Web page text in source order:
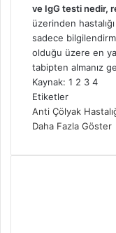
ve IgG testi nedir,
üzerinden hastalığı
sadece
olduğu üzere en
tabipten almanız
Kaynak: 1 2 3 4
Etiketler
Anti Çölyak
Daha Fazla Göster